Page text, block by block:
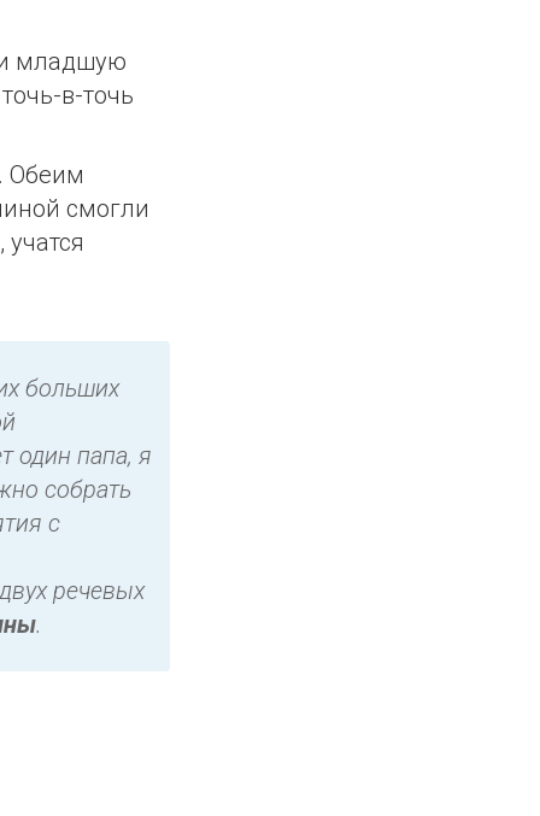
младшую
в-точь
Обеим
смогли
больших
один папа, я
собрать
с
речевых
.